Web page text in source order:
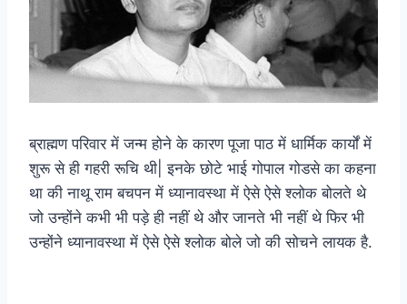
ब्राह्मण परिवार में जन्म होने के कारण पूजा पाठ में धार्मिक कार्यों में
शुरू से ही गहरी रूचि थी| इनके छोटे भाई गोपाल गोडसे का कहना
था की नाथू राम बचपन में ध्यानावस्था में ऐसे ऐसे श्लोक बोलते थे
जो उन्होंने कभी भी पड़े ही नहीं थे और जानते भी नहीं थे फिर भी
उन्होंने ध्यानावस्था में ऐसे ऐसे श्लोक बोले जो की सोचने लायक है.